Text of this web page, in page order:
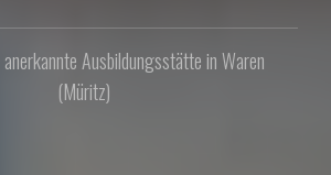
Ausbildungsstätte in Waren
(Müritz)